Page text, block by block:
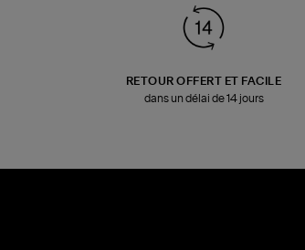
RETOUR OFFERT ET FACILE
dans un délai de 14 jours